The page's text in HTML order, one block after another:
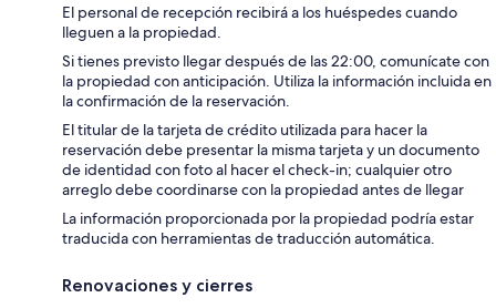
El personal de recepción recibirá a los huéspedes cuando
lleguen a la propiedad.
Si tienes previsto llegar después de las 22:00, comunícate con
la propiedad con anticipación. Utiliza la información incluida en
la confirmación de la reservación.
El titular de la tarjeta de crédito utilizada para hacer la
reservación debe presentar la misma tarjeta y un documento
de identidad con foto al hacer el check-in; cualquier otro
arreglo debe coordinarse con la propiedad antes de llegar
La información proporcionada por la propiedad podría estar
traducida con herramientas de traducción automática.
Renovaciones y cierres